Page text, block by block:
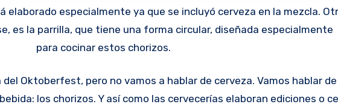
elaborado especialmente ya que se incluyó cerveza en la mezcla.
es la parrilla, que tiene una forma circular, diseñada especialmente
para cocinar estos chorizos.
los chorizos. Y así como las cervecerías elaboran ediciones o